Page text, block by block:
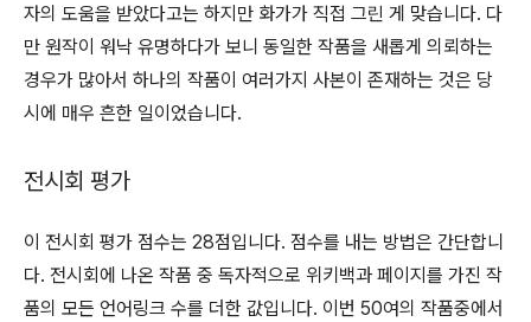
자의 도움을 받았다고는 하지만 화가가 직접 그린 게 맞습니다. 다
만 원작이 워낙 유명하다가 보니 동일한 작품을 새롭게 의뢰하는
경우가 많아서 하나의 작품이 여러가지 사본이 존재하는 것은 당
시에 매우 흔한 일이었습니다.
전시회 평가
이 전시회 평가 점수는 28점입니다. 점수를 내는 방법은 간단합니
다. 전시회에 나온 작품 중 독자적으로 위키백과 페이지를 가진 작
품의 모든 언어링크 수를 더한 값입니다. 이번 50여의 작품중에서